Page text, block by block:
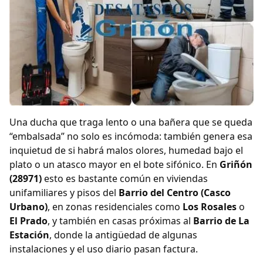
Una ducha que traga lento o una bañera que se queda
“embalsada” no solo es incómoda: también genera esa
inquietud de si habrá malos olores, humedad bajo el
plato o un atasco mayor en el bote sifónico. En Griñón
(28971)esto es bastante común en viviendas
unifamiliares y pisos del Barrio del Centro (Casco
Urbano), en zonas residenciales como Los Rosaleso
El Prado, y también en casas próximas al Barrio de La
Estación, donde la antigüedad de algunas
instalaciones y el uso diario pasan factura.